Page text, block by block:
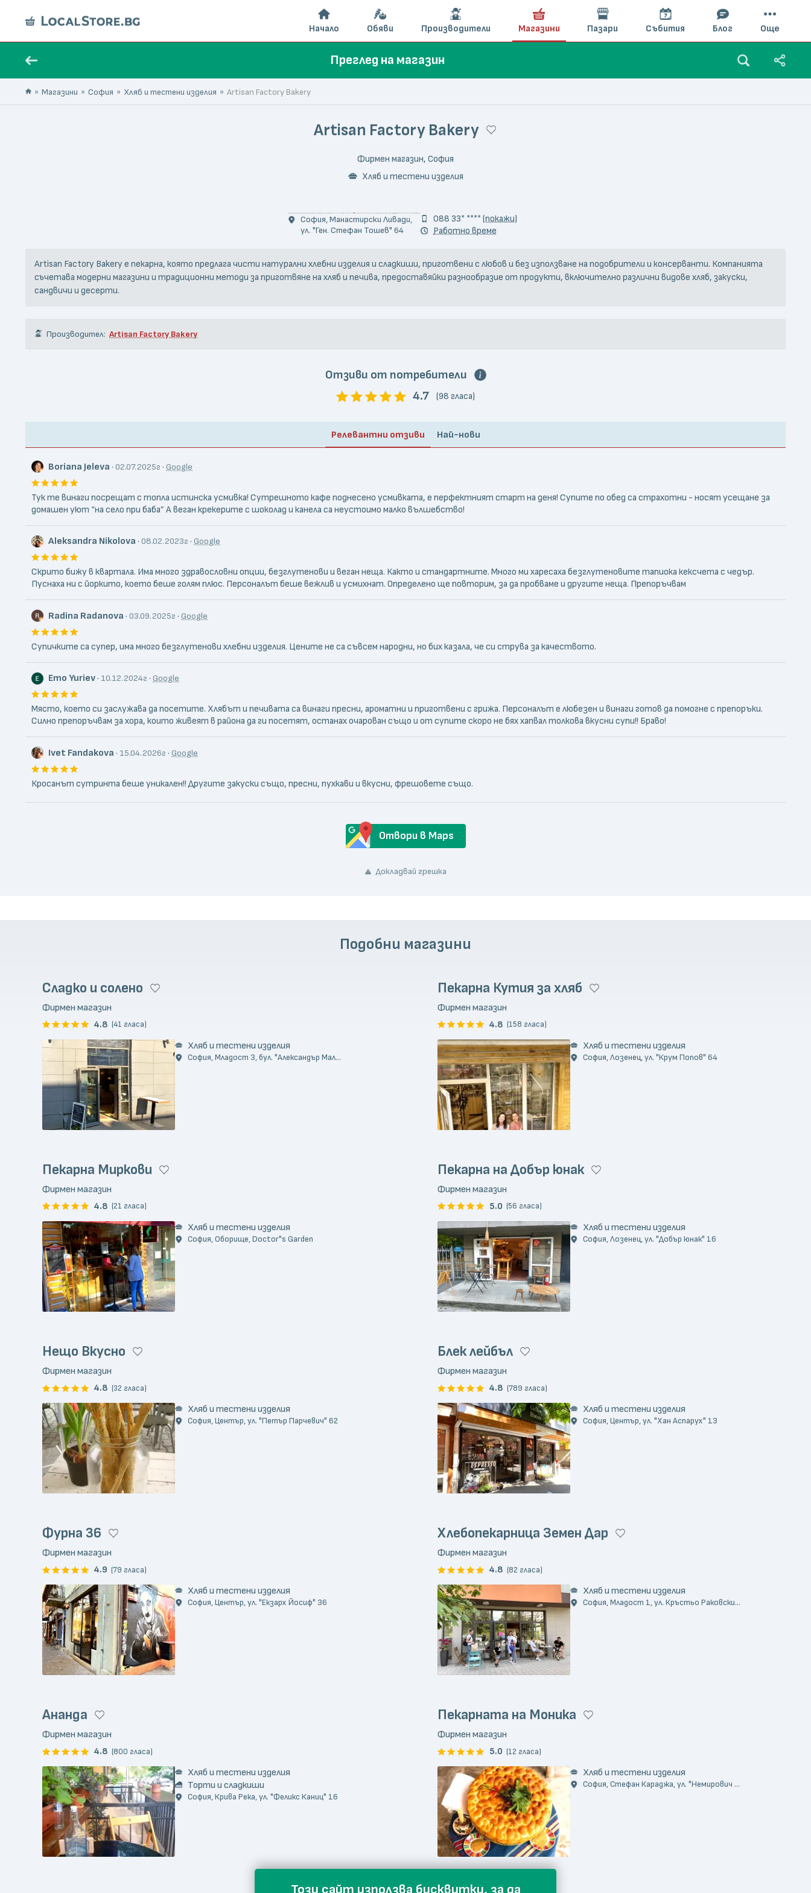
Преглед на магазин
Магазини София Хляб и тестени изделия Artisan Factory Bakery
Artisan Factory Bakery
Фирмен магазин, София
Хляб и тестени изделия
София, Манастирски Ливади,
ул. "Ген. Стефан Тошев" 64
088 33* ****(покажи)
Работно време
Artisan Factory Bakery е пекарна, която предлага чисти натурални хлебни изделия и сладкиши, приготвени с любов и без използване на подобрители и консерванти. Компанията
съчетава модерни магазини и традиционни методи за приготвяне на хляб и печива, предоставяйки разнообразие от продукти, включително различни видове хляб, закуски,
сандвичи и десерти.
Производител: Artisan Factory Bakery
Отзиви от потребители
4.7
(98 гласа)
Релевантни отзиви Най-нови
Boriana Jeleva · 02.07.2025г · Google
Тук те винаги посрещат с топла истинска усмивка! Сутрешното кафе поднесено усмивката, е перфектният старт на деня! Супите по обед са страхотни - носят усещане за
домашен уют “на село при баба” А веган крекерите с шоколад и канела са неустоимо малко вълшебство!
Aleksandra Nikolova · 08.02.2023г · Google
Скрито бижу в квартала. Има много здравословни опции, безглутенови и веган неща. Както и стандартните. Много ми харесаха безглутеновите тапиока кексчета с чедър.
Пуснаха ни с йоркито, което беше голям плюс. Персоналът беше вежлив и усмихнат. Определено ще повторим, за да пробваме и другите неща. Препоръчвам
Radina Radanova · 03.09.2025г · Google
Супичките са супер, има много безглутенови хлебни изделия. Цените не са съвсем народни, но бих казала, че си струва за качеството.
Emo Yuriev· 10.12.2024г · Google
Място, което си заслужава да посетите. Хлябът и печивата са винаги пресни, ароматни и приготвени с грижа. Персоналът е любезен и винаги готов да помогне с препоръки.
Силно препоръчвам за хора, които живеят в района да ги посетят, останах очарован също и от супите скоро не бях хапвал толкова вкусни супи!! Браво!
Ivet Fandakova · 15.04.2026г · Google
Кросанът сутринта беше уникален!! Другите закуски също, пресни, пухкави и вкусни, фрешовете също.
Отвори в Maps
Докладвай грешка
Подобни магазини
Сладко и солено
Фирмен магазин
4.8 (41 гласа)
Хляб и тестени изделия
София, Младост 3, бул. "Александър Мал...
Пекарна Кутия за хляб
Фирмен магазин
4.8 (158 гласа)
Хляб и тестени изделия
София, Лозенец, ул. "Крум Попов" 64
Пекарна Миркови
Фирмен магазин
4.8 (21 гласа)
Хляб и тестени изделия
София, Оборище, Doctor"s Garden
Пекарна на Добър юнак
Фирмен магазин
5.0 (56 гласа)
Хляб и тестени изделия
София, Лозенец, ул. "Добър юнак" 16
Нещо Вкусно
Фирмен магазин
4.8 (32 гласа)
Хляб и тестени изделия
София, Център, ул. "Петър Парчевич" 62
Блек лейбъл
Фирмен магазин
4.8 (789 гласа)
Хляб и тестени изделия
София, Център, ул. "Хан Аспарух" 13
Фурна 36
Фирмен магазин
4.9 (79 гласа)
Хляб и тестени изделия
София, Център, ул. "Екзарх Йосиф" 36
Хлебопекарница Земен Дар
Фирмен магазин
4.8 (82 гласа)
Хляб и тестени изделия
София, Младост 1, ул. Кръстьо Раковски...
Ананда
Фирмен магазин
4.8 (800 гласа)
Хляб и тестени изделия
Торти и сладкиши
София, Крива Река, ул. "Феликс Каниц" 16
Пекарната на Моника
Фирмен магазин
5.0 (12 гласа)
Хляб и тестени изделия
София, Стефан Караджа, ул. "Немирович ...
Начало Обяви Производители Магазини Пазари Събития Блог Още
Този сайт използва бисквитки, за да